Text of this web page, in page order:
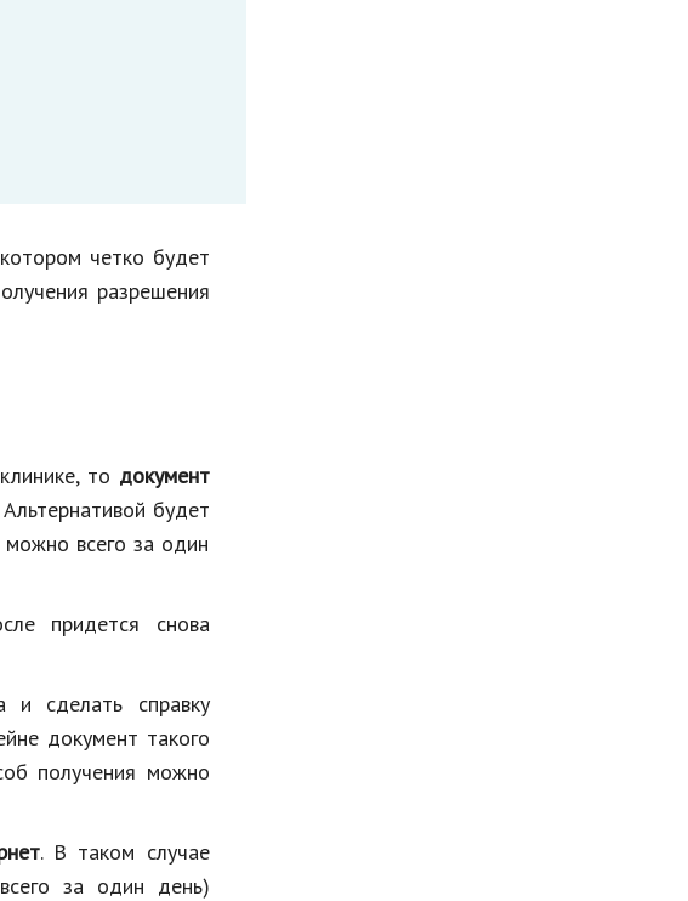
четко будет
разрешения
то документ
будет
всего за один
придется снова
и сделать справку
документ такого
получения можно
. В таком случае
за один день)